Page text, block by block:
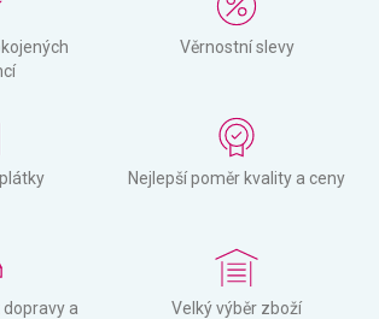
Věrnostní slevy
Nejlepší poměr kvality a ceny
a
Velký výběr zboží